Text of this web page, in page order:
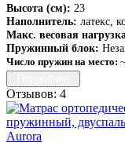
Высота (см): 23
Наполнитель: латекс,
Макс. весовая
Пружинный блок:
Число пружин на место:
Отзывов: 4